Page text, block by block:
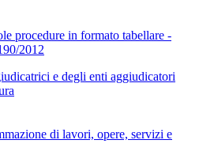
procedure in formato tabellare -
2012
e degli enti aggiudicatori
di lavori, opere, servizi e